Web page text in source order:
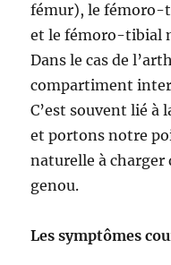
fémur), le fémoro-
et le fémoro-tibial
Dans le cas de
compartiment
C’est souvent lié à
et portons notre
naturelle à charger
genou.
Les symptômes